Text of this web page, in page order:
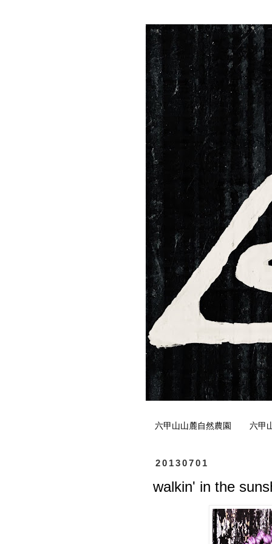
六甲山山麓自然農園 六甲
20130701
walkin' in the